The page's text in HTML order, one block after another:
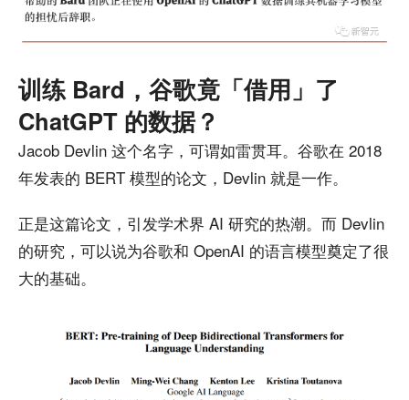
训练 Bard，谷歌竟「借用」了
ChatGPT 的数据？
Jacob Devlin 这个名字，可谓如雷贯耳。谷歌在 2018
年发表的 BERT 模型的论文，Devlin 就是一作。
正是这篇论文，引发学术界 AI 研究的热潮。而 Devlin
的研究，可以说为谷歌和 OpenAI 的语言模型奠定了很
大的基础。